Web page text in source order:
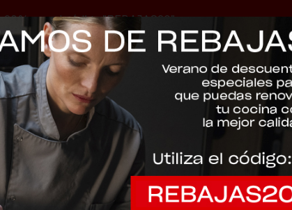
-20% con el código "REBAJAS20"Descartar